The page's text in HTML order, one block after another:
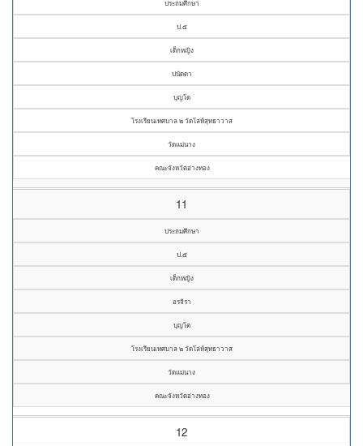
ประถมศึกษา
ป.๕
เด็กหญิง
ปนัดดา
บุญโต
โรงเรียนเทศบาล ๒ วัดโล่ห์สุทธาวาส
วัดแม่นาง
คณะจังหวัดอ่างทอง
11
ประถมศึกษา
ป.๕
เด็กหญิง
อรจิรา
บุญโต
โรงเรียนเทศบาล ๒ วัดโล่ห์สุทธาวาส
วัดแม่นาง
คณะจังหวัดอ่างทอง
12